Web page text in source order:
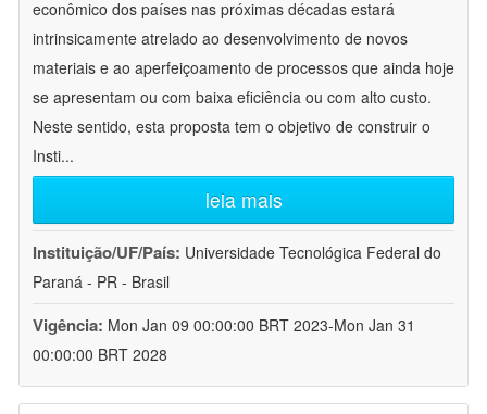
econômico dos países nas próximas décadas estará
intrinsicamente atrelado ao desenvolvimento de novos
materiais e ao aperfeiçoamento de processos que ainda hoje
se apresentam ou com baixa eficiência ou com alto custo.
Neste sentido, esta proposta tem o objetivo de construir o
Insti...
leia mais
Instituição/UF/País: Universidade Tecnológica Federal do
Paraná - PR - Brasil
Vigência: Mon Jan 09 00:00:00 BRT 2023-Mon Jan 31
00:00:00 BRT 2028